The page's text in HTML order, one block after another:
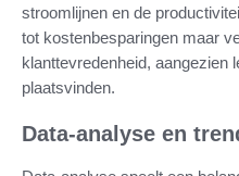
stroomlijnen en de
tot kostenbesparingen maar
klanttevredenheid, aangezien
plaatsvinden.
Data-analyse en